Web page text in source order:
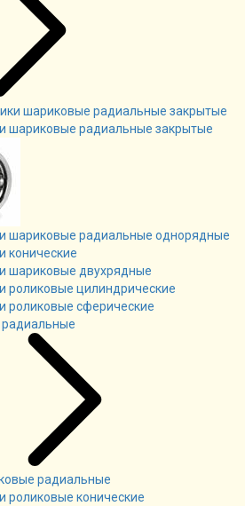
шариковые радиальные закрытые
шариковые радиальные однорядные
конические
шариковые двухрядные
роликовые цилиндрические
роликовые сферические
радиальные
роликовые конические